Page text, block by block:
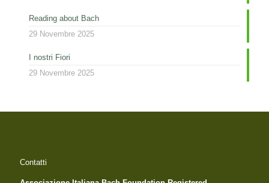
Reading about Bach
29 Novembre 2025
I nostri Fiori
29 Novembre 2025
Contatti